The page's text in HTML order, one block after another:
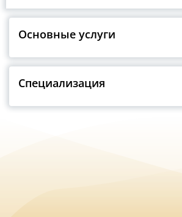
Основные услуги
Специализация